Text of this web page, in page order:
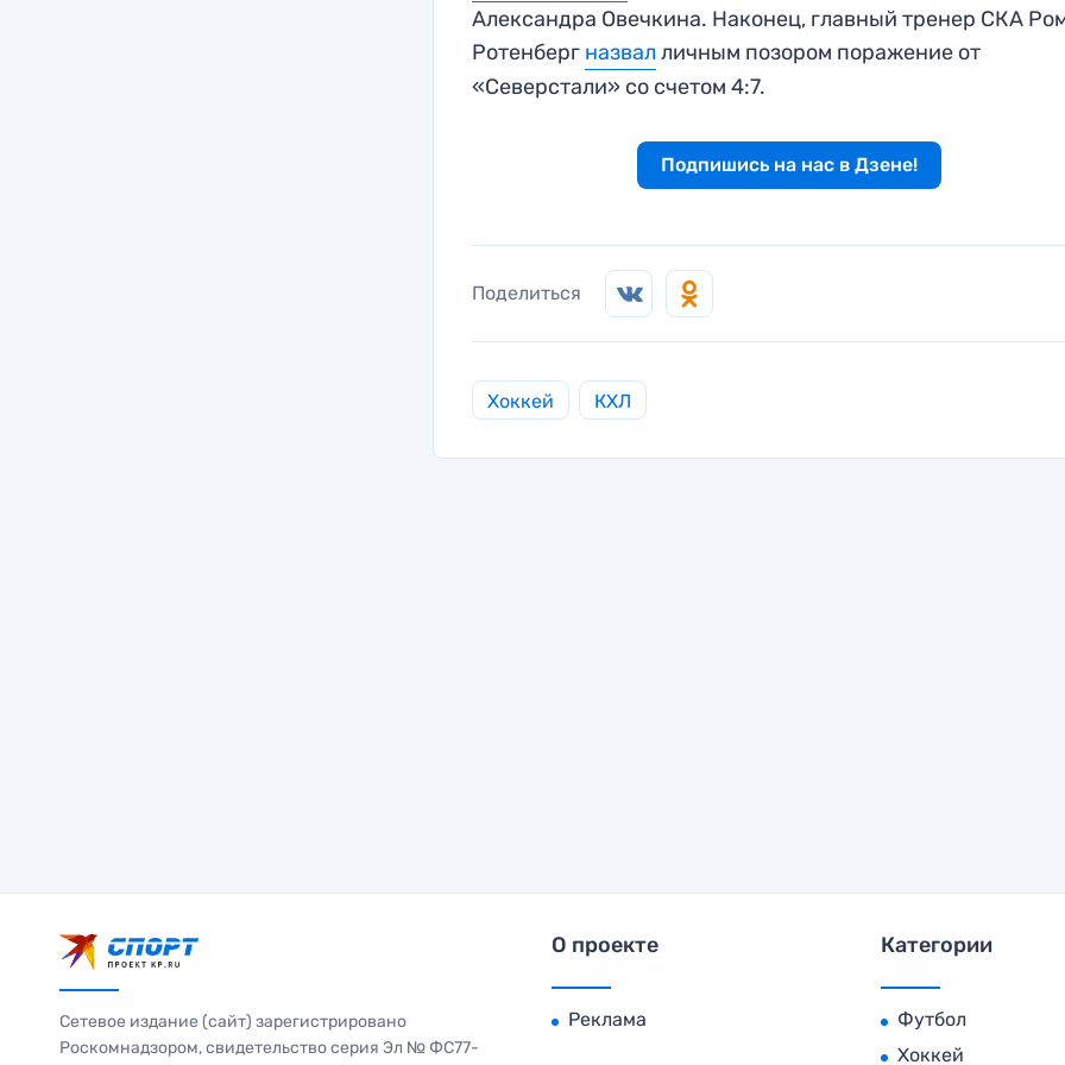
Александра Овечкина. Наконец, главный тренер СКА
Ротенберг назвалличным позором поражение от
«Северстали» со счетом 4:7.
Подпишись на нас в Дзене!
Поделиться
Хоккей КХЛ
Сетевое издание (сайт) зарегистрировано
Роскомнадзором, свидетельство серия Эл № ФС77-
О проекте
Реклама
Категории
Футбол
Хоккей